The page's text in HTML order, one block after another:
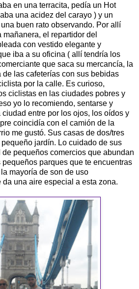
en una terracita, pedía un Hot
una acidez del carayo ) y un
buen rato observando. Por allí
el repartidor del
con vestido elegante y
iba a su oficina ( allí tendría los
que saca su mercancía, la
de las cafeterías con sus bebidas
por la calle. Es curioso,
ciclistas en las ciudades pobres y
yo lo recomiendo, sentarse y
entre por los ojos, los oídos y
coincidía con el camión de la
me gustó. Sus casas de dos/tres
jardín. Lo cuidado de sus
pequeños comercios que abundan
parques que te encuentras
mayoría de son de uso
da una aire especial a esta zona.